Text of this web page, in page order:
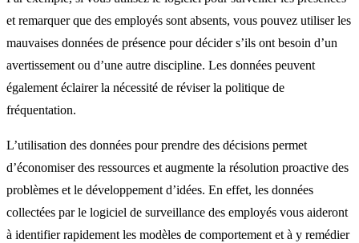
et remarquer que des employés sont absents, vous pouvez utiliser les
mauvaises données de présence pour décider s’ils ont besoin d’un
avertissement ou d’une autre discipline. Les données peuvent
également éclairer la nécessité de réviser la politique de
fréquentation.
L’utilisation des données pour prendre des décisions permet
d’économiser des ressources et augmente la résolution proactive des
problèmes et le développement d’idées. En effet, les données
collectées par le logiciel de surveillance des employés vous aideront
à identifier rapidement les modèles de comportement et à y remédier